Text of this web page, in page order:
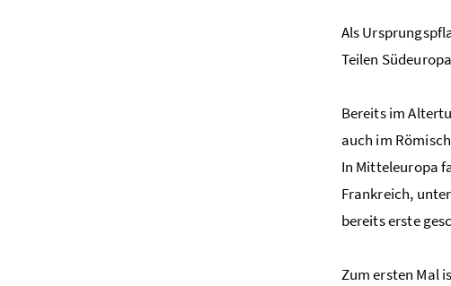
Als
Teilen
Bereits im
auch im
In Mitteleuropa
Frankreich,
bereits erste
Zum ersten Mal